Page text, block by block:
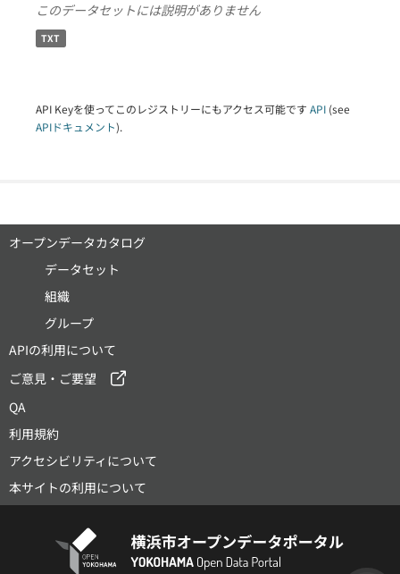
このデータセットには説明がありません
TXT
API Keyを使ってこのレジストリーにもアクセス可能です API (see
APIドキュメント).
オープンデータカタログ
データセット
組織
グループ
APIの利用について
ご意見・ご要望
QA
利用規約
アクセシビリティについて
本サイトの利用について